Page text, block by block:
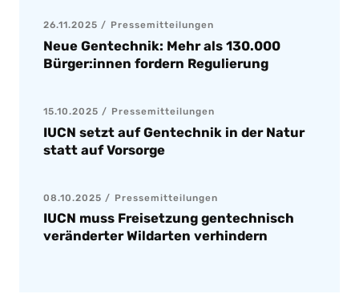
26.11.2025 Pressemitteilungen
Neue Gentechnik: Mehr als 130.000
Bürger:innen fordern Regulierung
15.10.2025 Pressemitteilungen
IUCN setzt auf Gentechnik in der Natur
statt auf Vorsorge
08.10.2025 Pressemitteilungen
IUCN muss Freisetzung gentechnisch
veränderter Wildarten verhindern